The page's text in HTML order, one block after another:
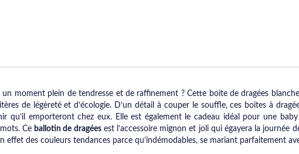
moment plein de tendresse et de raffinement ? Cette boite de dragées
de légèreté et d’écologie. D’un détail à couper le souffle, ces boites à
qu’il emporteront chez eux. Elle est également le cadeau idéal pour une
Ce ballotin de dragéesest l’accessoire mignon et joli qui égayera la journée
des couleurs tendances parce qu’indémodables, se mariant parfaitement